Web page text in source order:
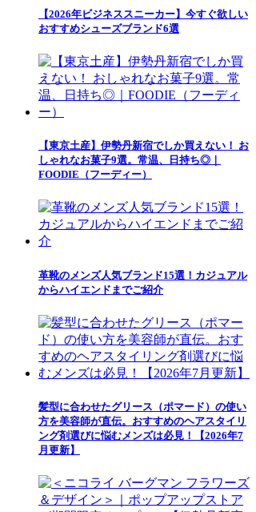
【2026年ビジネススニーカー】今すぐ欲しい
おすすめシューズブランド6選
【東京土産】伊勢丹新宿でしか買えない！ お
しゃれなお菓子9選。常温、日持ち◎｜
FOODIE（フーディー）
革靴のメンズ人気ブランド15選！カジュアル
からハイエンドまでご紹介
髪型に合わせたグリース（ポマード）の使い
方を美容師が直伝。おすすめのヘアスタイリ
ング剤選びに悩むメンズは必見！【2026年7
月更新】